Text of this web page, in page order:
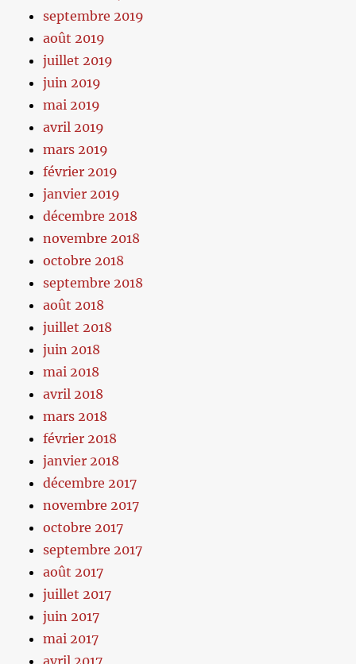
septembre 2019
août 2019
juillet 2019
juin 2019
mai 2019
avril 2019
mars 2019
février 2019
janvier 2019
décembre 2018
novembre 2018
octobre 2018
septembre 2018
août 2018
juillet 2018
juin 2018
mai 2018
avril 2018
mars 2018
février 2018
janvier 2018
décembre 2017
novembre 2017
octobre 2017
septembre 2017
août 2017
juillet 2017
juin 2017
mai 2017